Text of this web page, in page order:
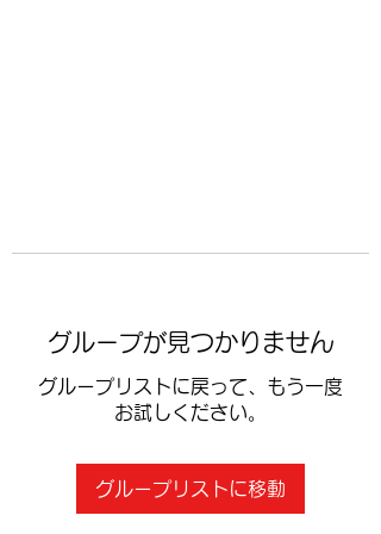
グループが見つかりません
グループリストに戻って、もう一度
お試しください。
グループリストに移動